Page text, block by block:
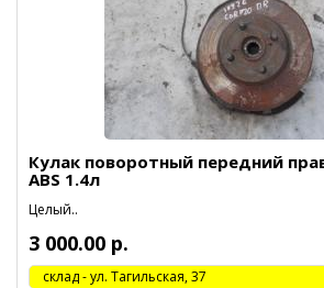
Кулак поворотный передний
ABS 1.4л
Целый..
3 000.00 р.
cклад - ул. Тагильская, 37